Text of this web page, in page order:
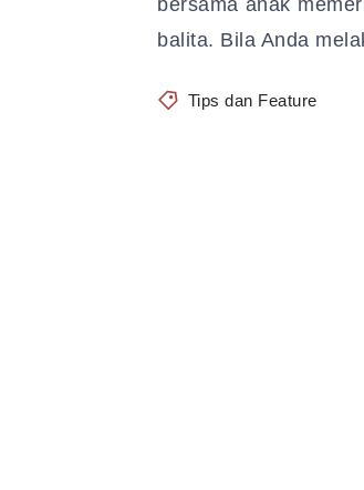
balita. Bila Anda
Tips dan Feature